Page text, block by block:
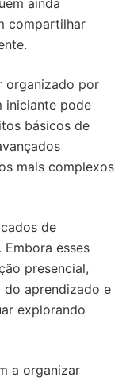
compartilhar
organizado por
iniciante pode
básicos de
mais complexos
de
esses
presencial,
do aprendizado e
explorando
a organizar